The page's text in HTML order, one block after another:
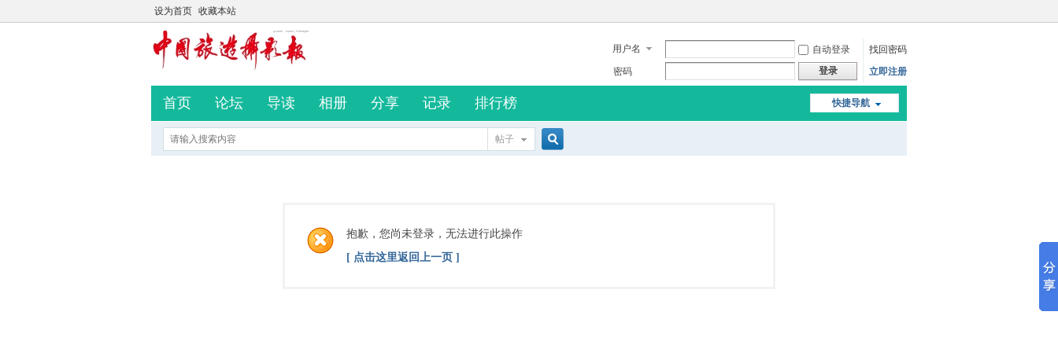
设为首页 收藏本站
用户名 自动登录
找回密码
密码
登录 立即注册
快捷导航
首页 论坛 导读 相册 分享 记录 排行榜
帖子
抱歉，您尚未登录，无法进行此操作
[ 点击这里返回上一页 ]